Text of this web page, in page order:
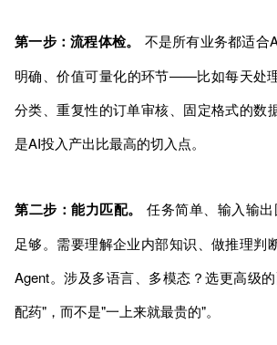
第一步：流程体检。
不是所有业务都适合
明确、价值可量化的环节——比如每天处
分类、重复性的订单审核、固定格式的数
是AI投入产出比最高的切入点。
第二步：能力匹配。
任务简单、输入输
足够。需要理解企业内部知识、做推理判
Agent。涉及多语言、多模态？选更高级
配药"，而不是"一上来就最贵的"。